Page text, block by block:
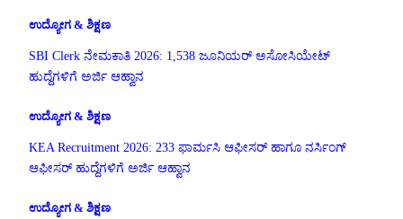
ಉದ್ಯೋಗ & ಶಿಕ್ಷಣ
SBI Clerk ನೇಮಕಾತಿ 2026: 1,538 ಜೂನಿಯರ್ ಅಸೋಸಿಯೇಟ್
ಹುದ್ದೆಗಳಿಗೆ ಅರ್ಜಿ ಆಹ್ವಾನ
ಉದ್ಯೋಗ & ಶಿಕ್ಷಣ
KEA Recruitment 2026: 233 ಫಾರ್ಮಸಿ ಆಫೀಸರ್ ಹಾಗೂ ನರ್ಸಿಂಗ್
ಆಫೀಸರ್ ಹುದ್ದೆಗಳಿಗೆ ಅರ್ಜಿ ಆಹ್ವಾನ
ಉದ್ಯೋಗ & ಶಿಕ್ಷಣ